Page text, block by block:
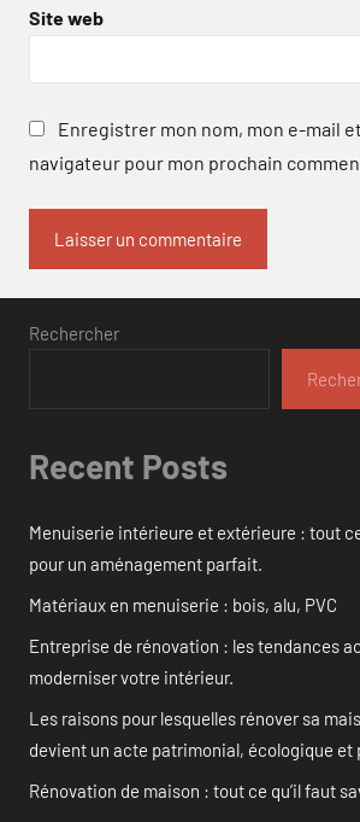
Site web
Enregistrer mon nom, mon e-mail
navigateur pour mon prochain
Rechercher
Recent Posts
Menuiserie intérieure et extérieure : tout
pour un aménagement parfait.
Matériaux en menuiserie : bois, alu, PVC
Entreprise de rénovation : les tendances
moderniser votre intérieur.
Les raisons pour lesquelles rénover sa
devient un acte patrimonial, écologique et
Rénovation de maison : tout ce qu’il faut